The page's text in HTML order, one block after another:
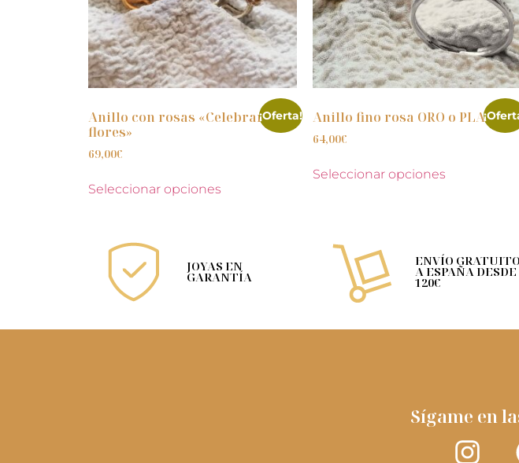
¡Oferta!
Anillo con rosas «Celebrar con
flores»
69,00€
Seleccionar opciones
Anillo fino rosa ORO o PLATA
64,00€
Seleccionar opciones
JOYAS EN
GARANTÍA
ENVÍO GRATUITO
A ESPAÑA DESDE
120€
Sígame en